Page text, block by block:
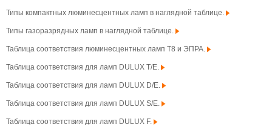
Типы компактных люминесцентных ламп в наглядной таблице.
Типы газоразрядных ламп в наглядной таблице.
Таблица соответствия люминесцентных ламп T8 и ЭПРА.
Таблица соответствия для ламп DULUX T/E.
Таблица соответствия для ламп DULUX D/E.
Таблица соответствия для ламп DULUX S/E.
Таблица соответствия для ламп DULUX F.